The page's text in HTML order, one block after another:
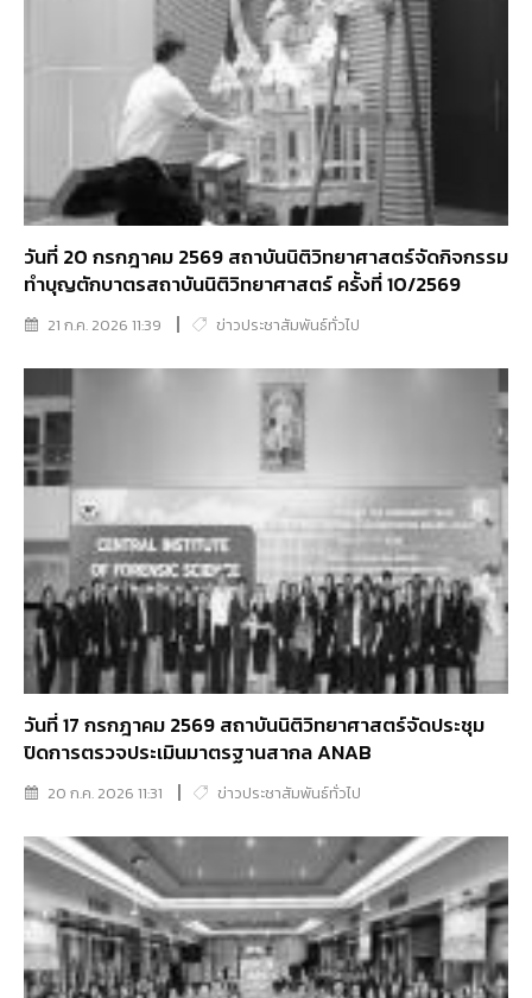
วันที่ 20 กรกฎาคม 2569 สถาบันนิติวิทยาศาสตร์จัดกิจกรรม
ทำบุญตักบาตรสถาบันนิติวิทยาศาสตร์ ครั้งที่ 10/2569
21 ก.ค. 2026 11:39 ข่าวประชาสัมพันธ์ทั่วไป
วันที่ 17 กรกฎาคม 2569 สถาบันนิติวิทยาศาสตร์จัดประชุม
ปิดการตรวจประเมินมาตรฐานสากล ANAB
20 ก.ค. 2026 11:31 ข่าวประชาสัมพันธ์ทั่วไป